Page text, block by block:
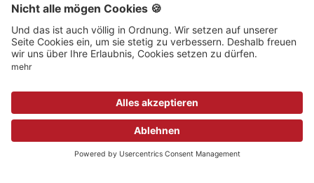
Beschwerdestelle Impressum Sitemap